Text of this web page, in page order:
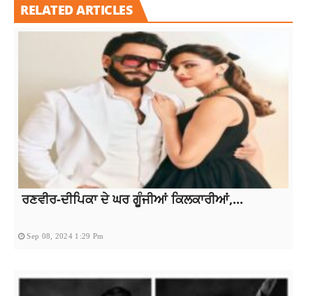
RELATED ARTICLES
ਰਣਵੀਰ-ਦੀਪਿਕਾ ਦੇ ਘਰ ਗੂੰਜੀਆਂ ਕਿਲਕਾਰੀਆਂ,...
Sep 08, 2024 1:29 Pm